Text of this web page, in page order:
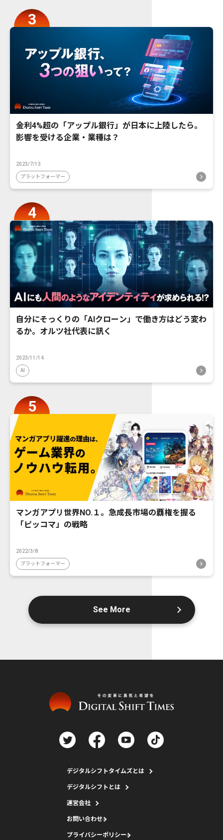
金利4%超の「アップル銀行」が日本に上陸したら。
影響を受ける企業・業種は？
2023/7/13
プラットフォーマー
自分にそっくりの「AIクローン」で働き方はどう変わ
るか。オルツ社代表に訊く
2023/11/14
AI
マンガアプリ世界NO.１。急成長市場の覇権を握る
「ピッコマ」の戦略
2022/3/8
プラットフォーマー
See More
デジタルシフトタイムズとは
デジタルシフトとは
運営会社
お問い合わせ
プライバシーポリシー